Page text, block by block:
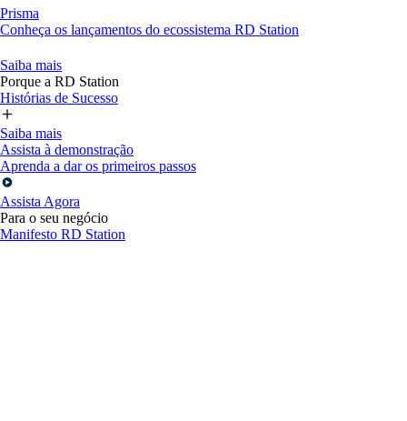
Prisma
Conheça os lançamentos do ecossistema RD Station
Saiba mais
Porque a RD Station
Histórias de Sucesso
Saiba mais
Assista à demonstração
Aprenda a dar os primeiros passos
Assista Agora
Para o seu negócio
Manifesto RD Station